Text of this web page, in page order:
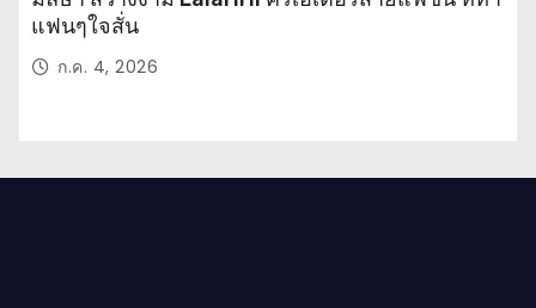
แฟนๆใจสั่น
ก.ค. 4, 2026